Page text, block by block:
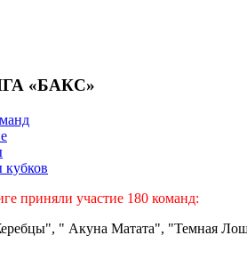
«БАКС»
кубков
приняли участие 180 команд:
" Акуна Матата", "Темная